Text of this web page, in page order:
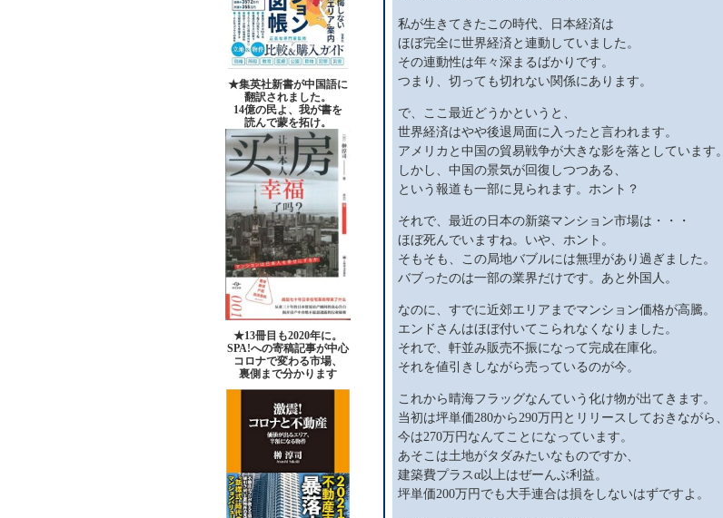
★集英社新書が中国語に
翻訳されました。
14億の民よ、我が書を
読んで蒙を拓け。
★13冊目も2020年に。
SPA!への寄稿記事が中心
コロナで変わる市場、
裏側まで分かります
私が生きてきたこの時代、日本経済は
ほぼ完全に世界経済と連動していました。
その連動性は年々深まるばかりです。
つまり、切っても切れない関係にあります。
で、ここ最近どうかというと、
世界経済はやや後退局面に入ったと言われます。
アメリカと中国の貿易戦争が大きな影を落としています。
しかし、中国の景気が回復しつつある、
という報道も一部に見られます。ホント？
それで、最近の日本の新築マンション市場は・・・
ほぼ死んでいますね。いや、ホント。
そもそも、この局地バブルには無理があり過ぎました。
バブったのは一部の業界だけです。あと外国人。
なのに、すでに近郊エリアまでマンション価格が高騰。
エンドさんはほぼ付いてこられなくなりました。
それで、軒並み販売不振になって完成在庫化。
それを値引きしながら売っているのが今。
これから晴海フラッグなんていう化け物が出てきます。
当初は坪単価280から290万円とリリースしておきながら、
今は270万円なんてことになっています。
あそこは土地がタダみたいなものですか、
建築費プラスα以上はぜーんぶ利益。
坪単価200万円でも大手連合は損をしないはずですよ。